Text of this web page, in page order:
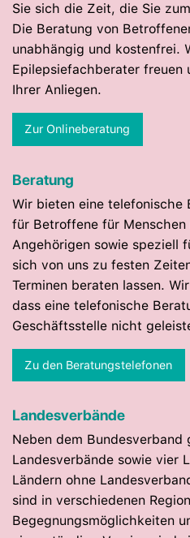
Sie sich die Zeit, die Sie
Die Beratung von
unabhängig und kostenfrei.
Epilepsiefachberater freuen
Ihrer Anliegen.
Zur Onlineberatung
Beratung
Wir bieten eine telefonische
für Betroffene für
Angehörigen sowie speziell
sich von uns zu festen
Terminen beraten lassen.
dass eine telefonische
Geschäftsstelle nicht
Zu den Beratungstelefonen
Landesverbände
Neben dem
Landesverbände sowie vier
Ländern ohne
sind in verschiedenen
Begegnungsmöglichkeiten